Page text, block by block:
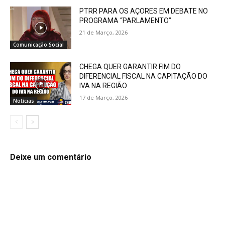
Comunicação Social
PTRR PARA OS AÇORES EM DEBATE NO
PROGRAMA “PARLAMENTO”
21 de Março, 2026
Notícias
CHEGA QUER GARANTIR FIM DO
DIFERENCIAL FISCAL NA CAPITAÇÃO DO
IVA NA REGIÃO
17 de Março, 2026
Deixe um comentário